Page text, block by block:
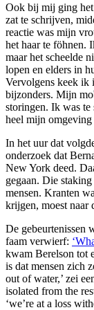
Ook bij mij ging
zat te schrijven,
reactie was mijn
het haar te föhnen.
maar het scheelde
lopen en elders in
Vervolgens keek ik
bijzonders. Mijn
storingen. Ik was te
heel mijn
In het uur dat
onderzoek dat
New York deed.
gegaan. Die
mensen. Kranten
krijgen, moest naar
De gebeurtenissen
faam verwierf:
kwam Berelson tot
is dat mensen zich
out of water,’ zei
isolated from the
‘we’re at a loss